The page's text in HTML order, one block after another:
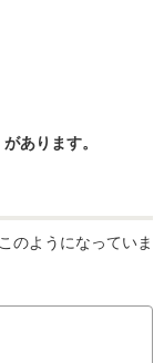
あります。
のようになっていま